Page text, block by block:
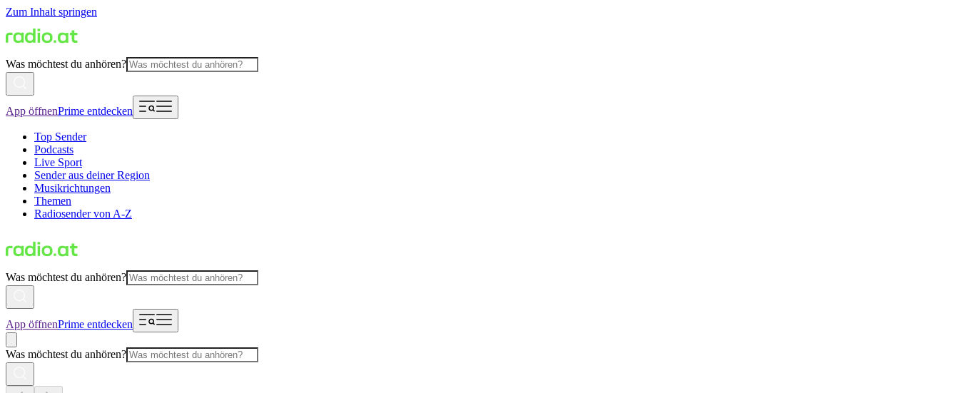
Zum Inhalt springen
Was möchtest du anhören?
App öffnenPrime entdecken
Top Sender
Podcasts
Live Sport
Sender aus deiner Region
Musikrichtungen
Themen
Radiosender von A-Z
Was möchtest du anhören?
App öffnenPrime entdecken
Was möchtest du anhören?